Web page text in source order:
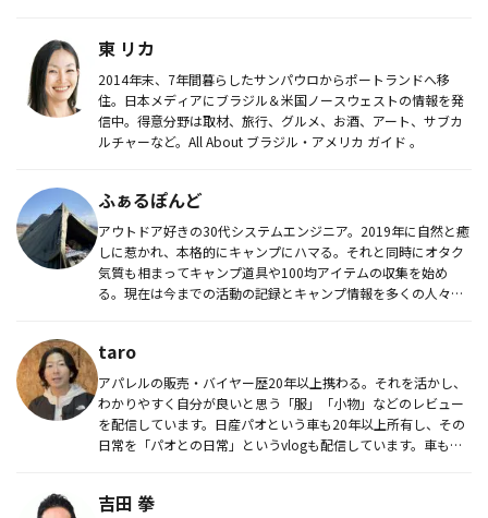
東 リカ
2014年末、7年間暮らしたサンパウロからポートランドへ移
住。日本メディアにブラジル＆米国ノースウェストの情報を発
信中。得意分野は取材、旅行、グルメ、お酒、アート、サブカ
ルチャーなど。All About ブラジル・アメリカ ガイド 。
ふぁるぽんど
アウトドア好きの30代システムエンジニア。2019年に自然と癒
しに惹かれ、本格的にキャンプにハマる。それと同時にオタク
気質も相まってキャンプ道具や100均アイテムの収集を始め
る。現在は今までの活動の記録とキャンプ情報を多くの人々と
taro
アパレルの販売・バイヤー歴20年以上携わる。それを活かし、
わかりやすく自分が良いと思う「服」「小物」などのレビュー
を配信しています。日産パオという車も20年以上所有し、その
日常を「パオとの日常」というvlogも配信しています。車も生
吉田 拳